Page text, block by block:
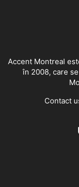
Accent Montreal
în 2008, care
Contact